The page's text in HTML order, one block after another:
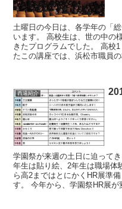
土曜日の今日は、各学年の「
います。 高校生は、世の中の
きたプログラムでした。 高校
たこの講座では、浜松市職員
西遠紹介
学園祭が来週の土日に迫って
年生は貼り絵、2年生は職場体
ら高2まではとにかくHR展準
す。 今年から、学園祭HR展が